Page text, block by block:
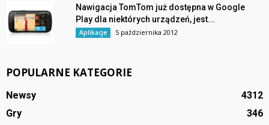
Nawigacja TomTom już dostępna w Google
Play dla niektórych urządzeń, jest...
Aplikacje 5 października 2012
POPULARNE KATEGORIE
Newsy
4312
Gry
346